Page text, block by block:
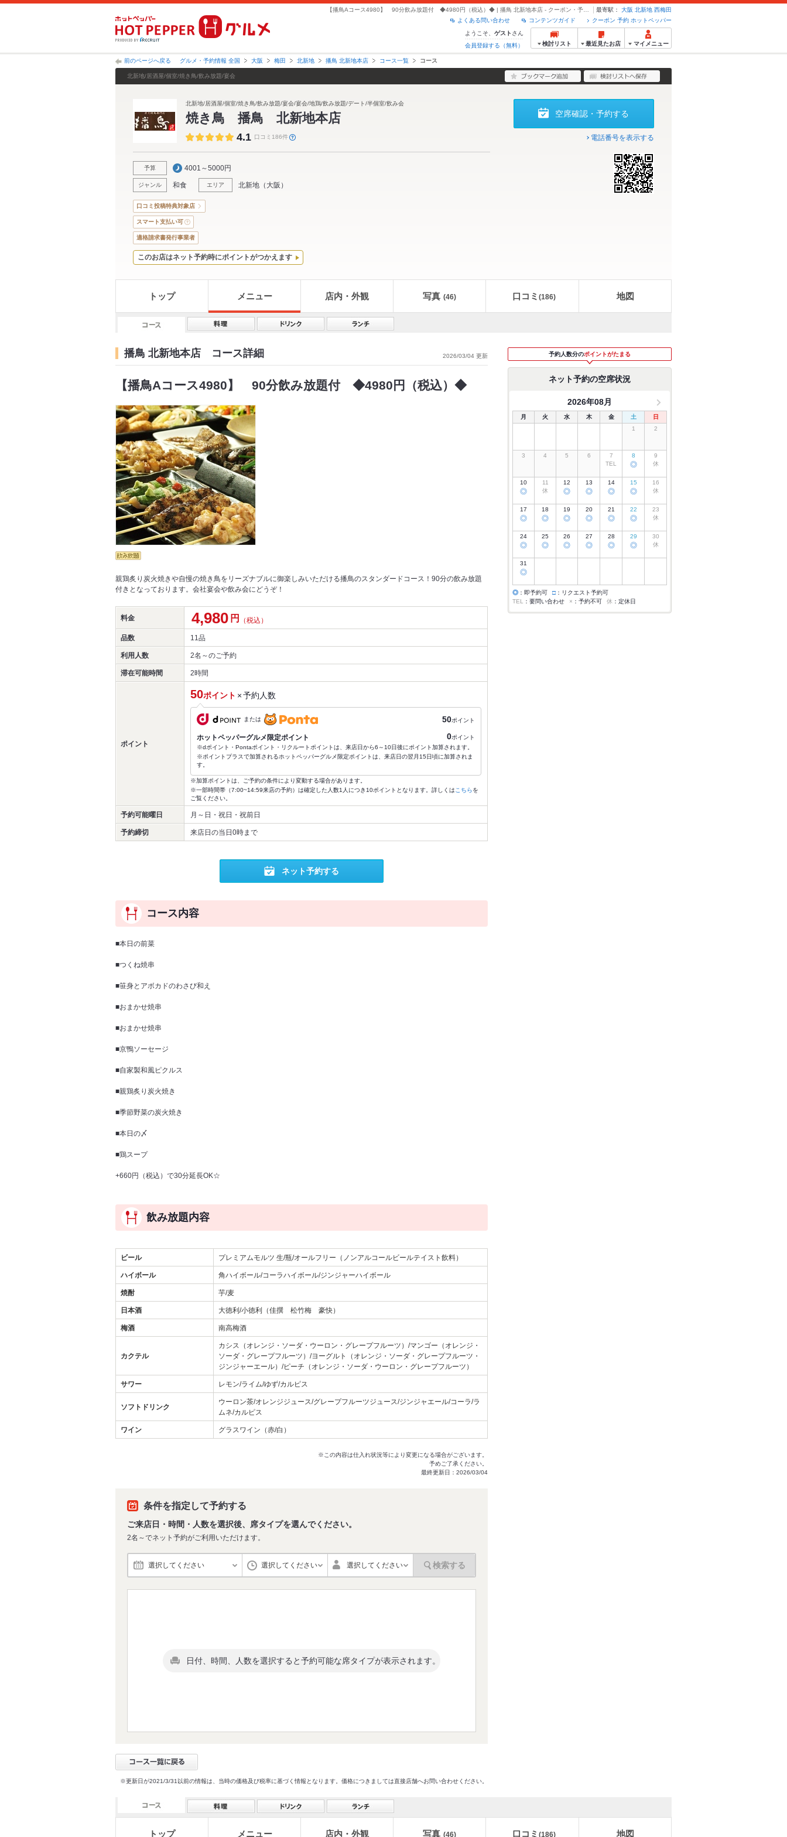
最寄駅： 大阪 北新地 西梅田
クーポン 予約 ホットペッパー
コンテンツガイド
よくある問い合わせ
ようこそ、 ゲスト さん
会員登録する（無料）
検討リスト 最近見たお店 マイメニュー
前のページへ戻る グルメ・予約情報 全国 大阪 梅田 北新地 播鳥 北新地本店 コース一覧 コース
北新地/居酒屋/個室/焼き鳥/飲み放題/宴会
北新地/居酒屋/個室/焼き鳥/飲み放題/宴会/宴会/地鶏/飲み放題/デート/半個室/飲み会
焼き鳥 播鳥 北新地本店
4.1 口コミ186件
予算 4001～5000円
ジャンル 和食 エリア 北新地 （ 大阪 ）
空席確認・予約する
電話番号を表示する
口コミ投稿特典対象店
スマート支払い可
適格請求書発行事業者
このお店はネット予約時にポイントがつかえます
トップ メニュー 店内・外観 写真 (46) 口コミ (186) 地図
播鳥 北新地本店 コース詳細 2026/03/04 更新
【播鳥Aコース4980】 90分飲み放題付 ◆4980円（税込）◆
親鶏炙り炭火焼きや自慢の焼き鳥をリーズナブルに御楽しみいただける播鳥のスタンダードコース！90分の飲み放題
付きとなっております。会社宴会や飲み会にどうぞ！
料金 4,980 円 （税込）
品数 11品
利用人数 2名～のご予約
滞在可能時間 2時間
ポイント
50ポイント ×予約人数
または 50ポイント
ホットペッパーグルメ限定ポイント 0ポイント
※dポイント・Pontaポイント・リクルートポイントは、来店日から6～10日後にポイント加算されます。
※ポイントプラスで加算されるホットペッパーグルメ限定ポイントは、来店日の翌月15日頃に加算されま
す。
※加算ポイントは、ご予約の条件により変動する場合があります。
※一部時間帯（7:00~14:59来店の予約）は確定した人数1人につき10ポイントとなります。詳しくは こちらを
ご覧ください。
予約可能曜日 月～日・祝日・祝前日
予約締切 来店日の当日0時まで
ネット予約する
コース内容
■本日の前菜
■つくね焼串
■笹身とアボカドのわさび和え
■おまかせ焼串
■おまかせ焼串
■京鴨ソーセージ
■自家製和風ピクルス
■親鶏炙り炭火焼き
■季節野菜の炭火焼き
■本日の〆
■鶏スープ
+660円（税込）で30分延長OK☆
飲み放題内容
ビール プレミアムモルツ 生/瓶/オールフリー（ノンアルコールビールテイスト飲料）
ハイボール 角ハイボール/コーラハイボール/ジンジャーハイボール
焼酎 芋/麦
日本酒 大徳利/小徳利（佳撰 松竹梅 豪快）
梅酒 南高梅酒
カクテル
カシス（オレンジ・ソーダ・ウーロン・グレープフルーツ）/マンゴー（オレンジ・
ソーダ・グレープフルーツ）/ヨーグルト（オレンジ・ソーダ・グレープフルーツ・
ジンジャーエール）/ピーチ（オレンジ・ソーダ・ウーロン・グレープフルーツ）
サワー レモン/ライム/ゆず/カルピス
ソフトドリンク
ウーロン茶/オレンジジュース/グレープフルーツジュース/ジンジャエール/コーラ/ラ
ムネ/カルピス
ワイン グラスワイン（赤/白）
※この内容は仕入れ状況等により変更になる場合がございます。
予めご了承ください。
最終更新日：2026/03/04
条件を指定して予約する
ご来店日・時間・人数を選択後、席タイプを選んでください。
2名～でネット予約がご利用いただけます。
選択してください 選択してください 選択してください 検索する
日付、時間、人数を選択すると予約可能な席タイプが表示されます。
※更新日が2021/3/31以前の情報は、当時の価格及び税率に基づく情報となります。価格につきましては直接店舗へお問い合わせください。
予約人数分のポイントがたまる
ネット予約の空席状況
2026年08月
月 火 水 木 金 土
日
1
2
3 4 5 6
7
TEL
8
◎
9
休
10
◎
11
休
12
◎
13
◎
14
◎
15
◎
16
休
17
◎
18
◎
19
◎
20
◎
21
◎
22
◎
23
休
24
◎
25
◎
26
◎
27
◎
28
◎
29
◎
30
休
31
◎
◎ ：即予約可 □ ：リクエスト予約可
TEL
：要問い合わせ × ：予約不可 休 ：定休日
トップ メニュー 店内・外観 写真 (46) 口コミ (186) 地図